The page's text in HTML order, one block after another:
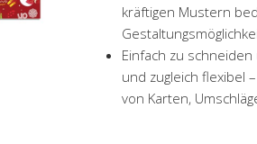
kräftigen Mustern
Einfach zu
und zugleich flexibel
von Karten,